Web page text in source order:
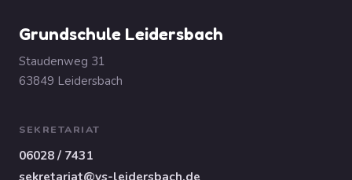
Grundschule Leidersbach
Staudenweg 31
63849 Leidersbach
SEKRETARIAT
06028 / 7431
sekretariat@vs-leidersbach.de